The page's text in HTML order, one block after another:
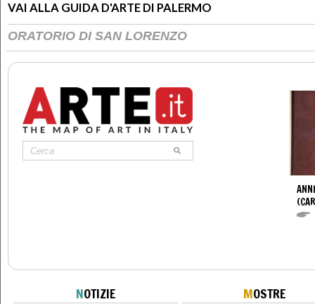
VAI ALLA GUIDA D'ARTE DI PALERMO
ORATORIO DI SAN LORENZO
NOTIZIE MOSTRE